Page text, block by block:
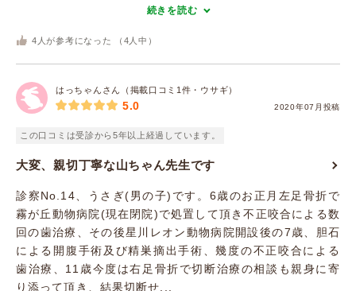
続きを読む
4 人が参考になった （ 4 人中）
はっちゃんさん（掲載口コミ1件・ウサギ）
2020年07月投稿
5.0
この口コミは受診から5年以上経過しています。
大変、親切丁寧な山ちゃん先生です
診察No.14、うさぎ(男の子)です。6歳のお正月左足骨折で
霧が丘動物病院(現在閉院)で処置して頂き不正咬合による数
回の歯治療、その後星川レオン動物病院開設後の7歳、胆石
による開腹手術及び精巣摘出手術、幾度の不正咬合による
歯治療、11歳今度は右足骨折で切断治療の相談も親身に寄
り添って頂き、結果切断せ...